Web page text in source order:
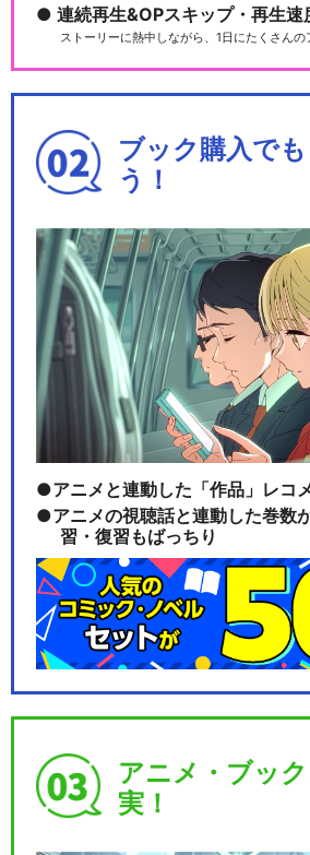
連続再生&OPスキップ・再生速
ストーリーに熱中しながら、1日にたくさんの
ブック購入で
う！
アニメと連動した「作品」レコ
アニメの視聴話と連動した巻数
習・復習もばっちり
アニメ・ブッ
実！